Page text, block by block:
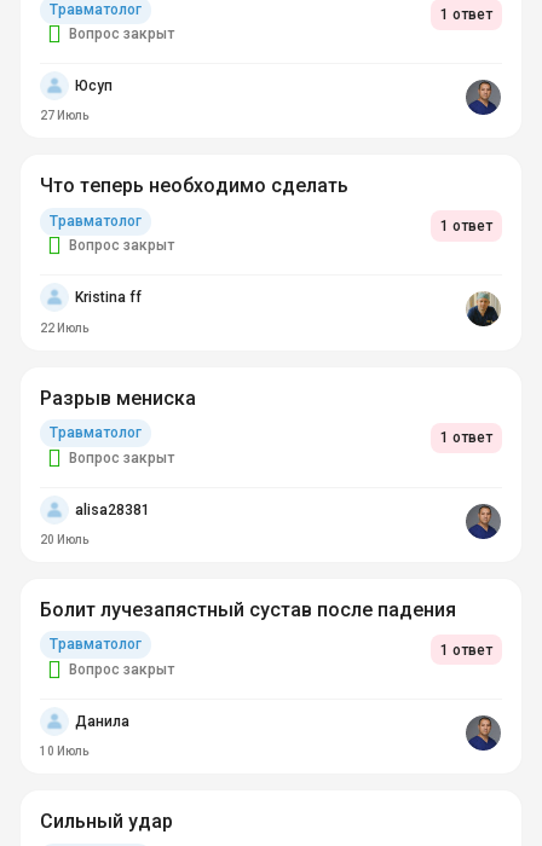
Травматолог
Вопрос закрыт
1 ответ
Юсуп
27 Июль
Что теперь необходимо сделать
Травматолог
Вопрос закрыт
1 ответ
Kristina ff
22 Июль
Разрыв мениска
Травматолог
Вопрос закрыт
1 ответ
alisa28381
20 Июль
Болит лучезапястный сустав после падения
Травматолог
Вопрос закрыт
1 ответ
Данила
10 Июль
Сильный удар